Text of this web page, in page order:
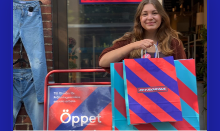
Webbshop
Butiker
Lämna in
Vårt överskott
Inlämningsplatser
Om Myrorna
Lediga jobb
Pressrum